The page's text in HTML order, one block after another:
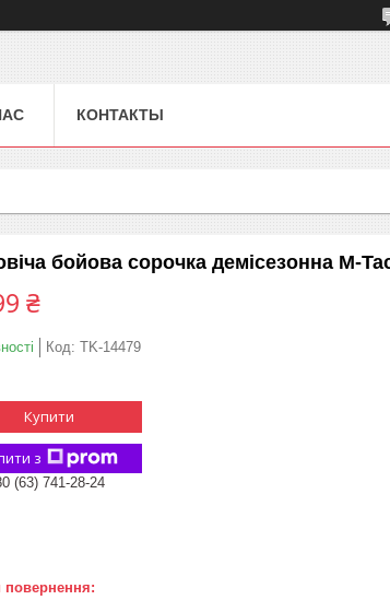
КОНТАКТЫ
бойова сорочка демісезонна M-
₴
Код: TK-14479
Купити
з
(63) 741-28-24